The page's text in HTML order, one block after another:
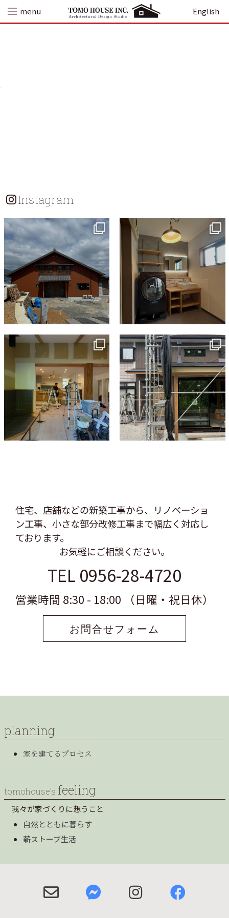
content
menu English
Instagram
tomohouseinc
tomohouseinc
7月 13
tomohouseinc
tomohouseinc
6月 3
住宅、店舗などの新築工事から、リノベーショ
ン工事、 小さな部分改修工事まで幅広く対応し
ております。
お気軽にご相談ください。
TEL 0956-28-4720
営業時間 8:30 - 18:00 （日曜・祝日休）
お問合せフォーム
planning
家を建てるプロセス
tomohouse’s feeling
我々が家づくりに想うこと
自然とともに暮らす
薪ストーブ生活